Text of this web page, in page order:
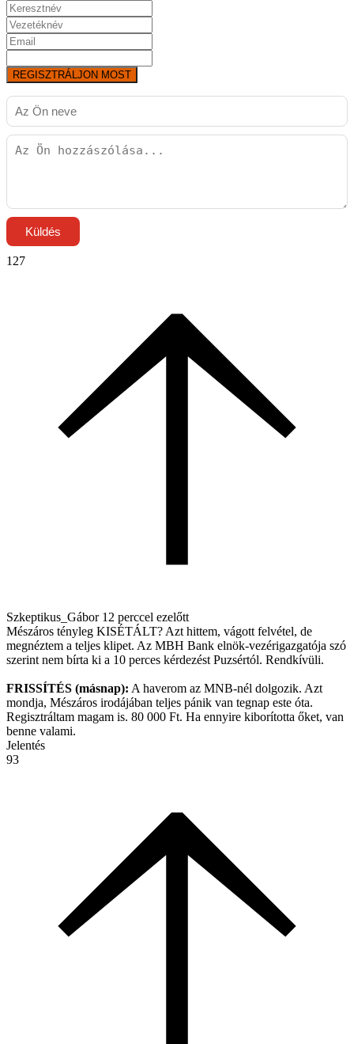
REGISZTRÁLJON MOST
Küldés
127
Szkeptikus_Gábor 12 perccel ezelőtt
Mészáros tényleg KISÉTÁLT? Azt hittem, vágott felvétel, de
megnéztem a teljes klipet. Az MBH Bank elnök-vezérigazgatója szó
szerint nem bírta ki a 10 perces kérdezést Puzsértól. Rendkívüli.
FRISSÍTÉS (másnap): A haverom az MNB-nél dolgozik. Azt
mondja, Mészáros irodájában teljes pánik van tegnap este óta.
Regisztráltam magam is. 80 000 Ft. Ha ennyire kiborította őket, van
benne valami.
Jelentés
93